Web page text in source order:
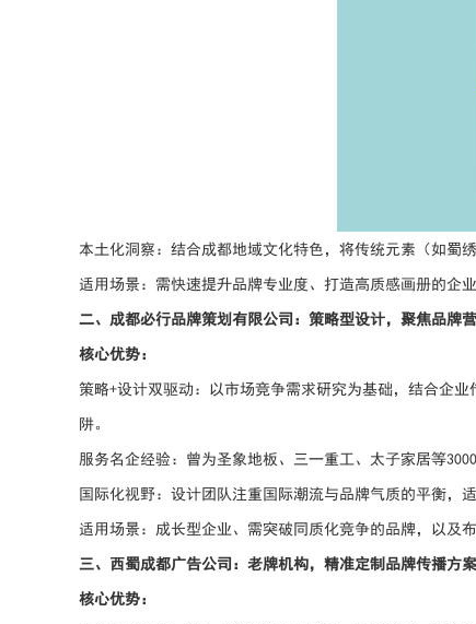
本土化洞察：结合成都地域文化特色，将传统元素（如蜀
适用场景：需快速提升品牌专业度、打造高质感画册的企
二、成都必行品牌策划有限公司：策略型设计，聚焦品牌
核心优势：
策略+设计双驱动：以市场竞争需求研究为基础，结合企
阱。
服务名企经验：曾为圣象地板、三一重工、太子家居等
国际化视野：设计团队注重国际潮流与品牌气质的平衡，
适用场景：成长型企业、需突破同质化竞争的品牌，以及
三、西蜀成都广告公司：老牌机构，精准定制品牌传播方案
核心优势：